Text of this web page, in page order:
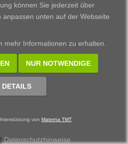
GmbH, powered by CARUSO
können Sie jederzeit über
anpassen unten auf der Webseite
mehr Informationen zu erhalten.
NUR NOTWENDIGE
DETAILS
von Materna TMT
| Datenschutzhinweise